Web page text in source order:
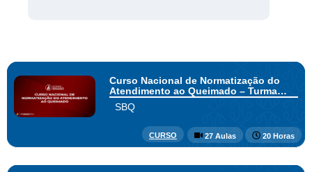
Curso Nacional de Normatização do
Atendimento ao Queimado – Turma
Sersim
SBQ
CURSO 27 Aulas 20 Horas